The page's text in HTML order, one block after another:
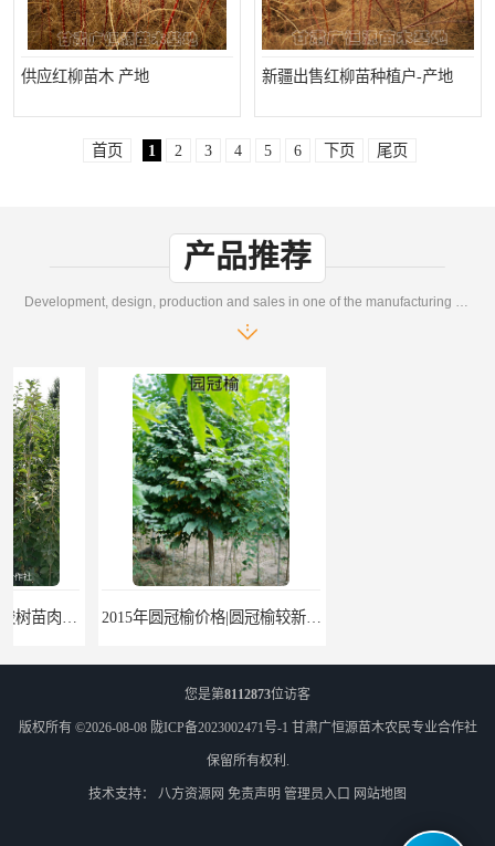
供应红柳苗木 产地 新疆出售红柳苗种植户-产地
首页 1 2 3 4 5 6 下页 尾页
产品推荐
Development, design, production and sales in one of the manufacturing enterprises
2015年圆冠榆价格|圆冠榆较新价格|有圆冠榆
您是第8112873位访客
版权所有 ©2026-08-08 陇ICP备2023002471号-1 甘肃广恒源苗木农民专业合作社
保留所有权利.
技术支持： 八方资源网 免责声明 管理员入口 网站地图